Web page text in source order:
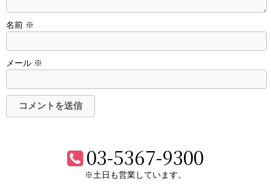
名前 ※
メール ※
03-5367-9300
※土日も営業しています。